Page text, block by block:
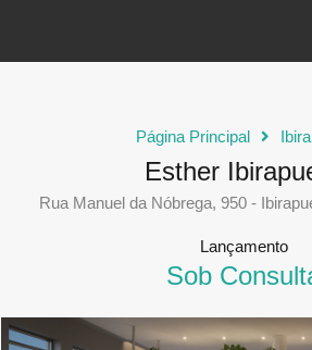
Página Principal
Esther
Rua Manuel da Nóbrega, 950 -
Lançamento
Sob